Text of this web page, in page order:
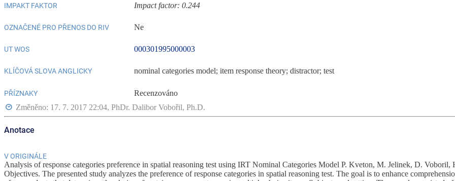
IMPAKT FAKTOR Impact factor: 0.244
OZNAČENÉ PRO PŘENOS DO RIV Ne
UT WOS 000301995000003
KLÍČOVÁ SLOVA ANGLICKY nominal categories model; item response theory; distractor; test
PŘÍZNAKY
Recenzováno
Změněno: 17. 7. 2017 22:04, PhDr. Dalibor Vobořil, Ph.D.
Anotace
V ORIGINÁLE
Analysis of response categories preference in spatial reasoning test using IRT Nominal Categories Model P. Kveton, M. Jelinek, D. Voboril,
Objectives. The presented study analyzes the preference of response categories in spatial reasoning test. The goal is to enhance